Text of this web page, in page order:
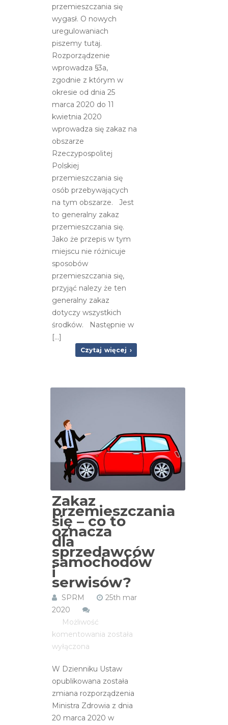
przemieszczania się
wygasł. O nowych
uregulowaniach
piszemy tutaj.
Rozporządzenie
wprowadza §3a,
zgodnie z którym w
okresie od dnia 25
marca 2020 do 11
kwietnia 2020
wprowadza się zakaz na
obszarze
Rzeczypospolitej
Polskiej
przemieszczania się
osób przebywających
na tym obszarze. Jest
to generalny zakaz
przemieszczania się.
Jako że przepis w tym
miejscu nie różnicuje
sposobów
przemieszczania się,
przyjąć nalezy że ten
generalny zakaz
dotyczy wszystkich
środków. Następnie w
[…]
Czytaj więcej ›
Zakaz
przemieszczania
się – co to
oznacza
dla
sprzedawców
samochodów
i
serwisów?
SPRM
25th mar
2020
Możliwość
komentowania Zakaz
–
co
to
oznacza
dla
została
wyłączona
W Dzienniku Ustaw
opublikowana została
zmiana rozporządzenia
Ministra Zdrowia z dnia
20 marca 2020 w